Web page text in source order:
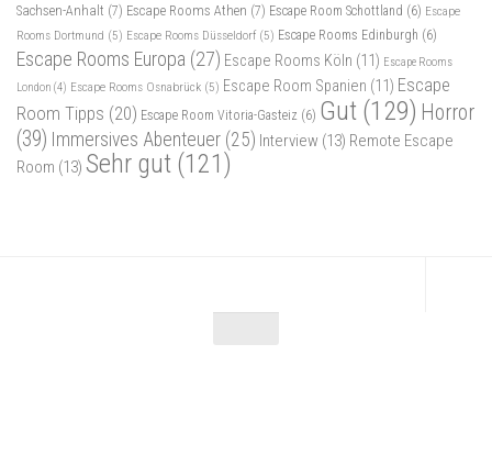
Sachsen-Anhalt (7) Escape Rooms Athen (7) Escape Room Schottland (6) Escape
Rooms Dortmund (5) Escape Rooms Düsseldorf (5) Escape Rooms Edinburgh (6)
Escape Rooms Europa (27) Escape Rooms Köln (11) Escape Rooms
London (4) Escape Rooms Osnabrück (5) Escape Room Spanien (11) Escape
Room Tipps (20) Escape Room Vitoria-Gasteiz (6) Gut (129) Horror
(39) Immersives Abenteuer (25) Interview (13) Remote Escape
Room (13) Sehr gut (121)